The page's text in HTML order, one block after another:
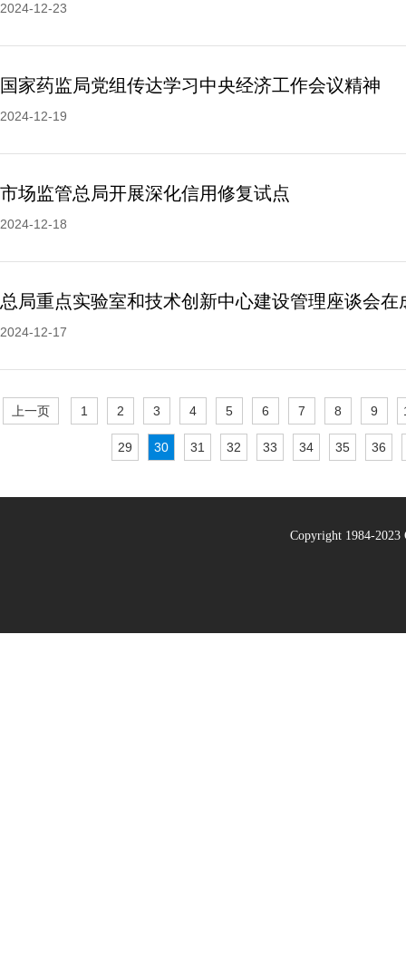
2024-12-23
国家药监局党组传达学习中央经济工作会议精神
2024-12-19
市场监管总局开展深化信用修复试点
2024-12-18
总局重点实验室和技术创新中心建设管理座谈会在
2024-12-17
上一页 1 2 3 4 5 6 7 8 9
29 30 31 32 33 34 35 36
Copyright 1984-